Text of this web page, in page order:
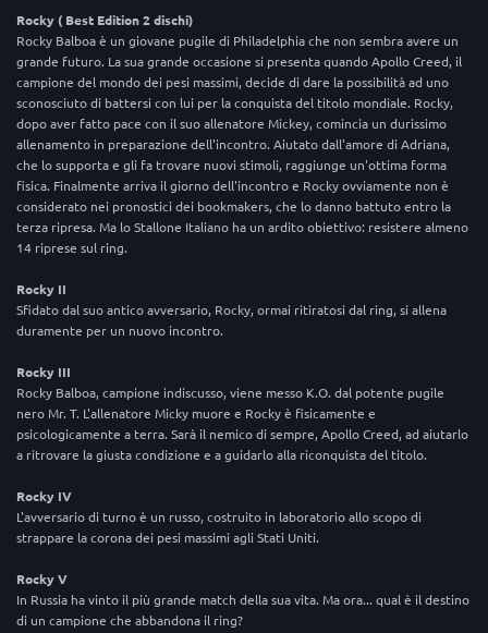
Rocky ( Best Edition 2 dischi)
Rocky Balboa è un giovane pugile di Philadelphia che non sembra avere un
grande futuro. La sua grande occasione si presenta quando Apollo Creed, il
campione del mondo dei pesi massimi, decide di dare la possibilità ad uno
sconosciuto di battersi con lui per la conquista del titolo mondiale. Rocky,
dopo aver fatto pace con il suo allenatore Mickey, comincia un durissimo
allenamento in preparazione dell'incontro. Aiutato dall'amore di Adriana,
che lo supporta e gli fa trovare nuovi stimoli, raggiunge un'ottima forma
fisica. Finalmente arriva il giorno dell'incontro e Rocky ovviamente non è
considerato nei pronostici dei bookmakers, che lo danno battuto entro la
terza ripresa. Ma lo Stallone Italiano ha un ardito obiettivo: resistere almeno
14 riprese sul ring.
Rocky II
Sfidato dal suo antico avversario, Rocky, ormai ritiratosi dal ring, si allena
duramente per un nuovo incontro.
Rocky III
Rocky Balboa, campione indiscusso, viene messo K.O. dal potente pugile
nero Mr. T. L'allenatore Micky muore e Rocky è fisicamente e
psicologicamente a terra. Sarà il nemico di sempre, Apollo Creed, ad aiutarlo
a ritrovare la giusta condizione e a guidarlo alla riconquista del titolo.
Rocky IV
L'avversario di turno è un russo, costruito in laboratorio allo scopo di
strappare la corona dei pesi massimi agli Stati Uniti.
Rocky V
In Russia ha vinto il più grande match della sua vita. Ma ora... qual è il destino
di un campione che abbandona il ring?